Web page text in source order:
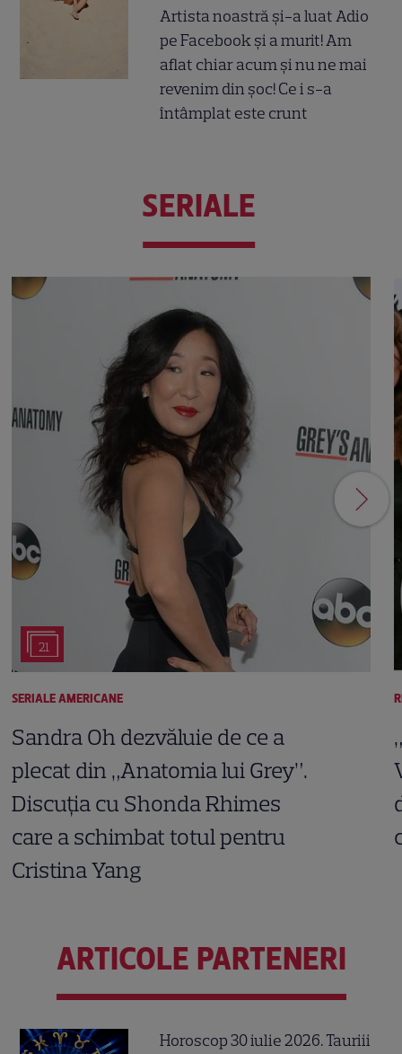
Artista noastră și-a luat Adio
pe Facebook și a murit! Am
aflat chiar acum și nu ne mai
revenim din șoc! Ce i s-a
întâmplat este crunt
SERIALE
21
SERIALE AMERICANE
Sandra Oh dezvăluie de ce a
plecat din „Anatomia lui Grey”.
Discuția cu Shonda Rhimes
care a schimbat totul pentru
Cristina Yang
ARTICOLE PARTENERI
Horoscop 30 iulie 2026. Tauriii